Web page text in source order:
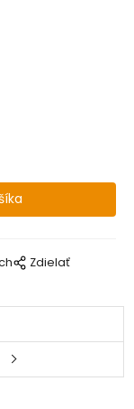
Zdielať